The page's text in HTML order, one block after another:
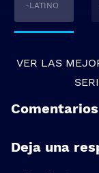
-LATINO
VER LAS
Comentarios
Deja una